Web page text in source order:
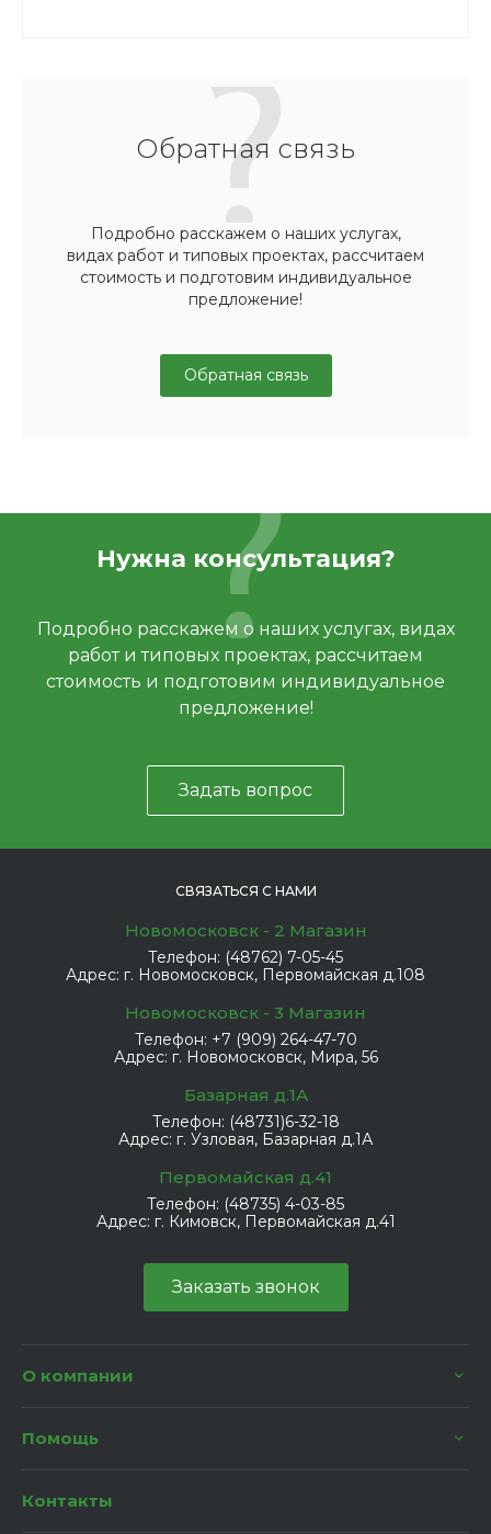
Обратная связь
Подробно расскажем о наших услугах,
видах работ и типовых проектах, рассчитаем
стоимость и подготовим индивидуальное
предложение!
Обратная связь
Нужна консультация?
Подробно расскажем о наших услугах, видах
работ и типовых проектах, рассчитаем
стоимость и подготовим индивидуальное
предложение!
Задать вопрос
СВЯЗАТЬСЯ С НАМИ
Новомосковск - 2 Магазин
Телефон: (48762) 7-05-45
Адрес: г. Новомосковск, Первомайская д.108
Новомосковск - 3 Магазин
Телефон: +7 (909) 264-47-70
Адрес: г. Новомосковск, Мира, 56
Базарная д.1А
Телефон: (48731)6-32-18
Адрес: г. Узловая, Базарная д.1А
Первомайская д.41
Телефон: (48735) 4-03-85
Адрес: г. Кимовск, Первомайская д.41
Заказать звонок
О компании
Помощь
Контакты